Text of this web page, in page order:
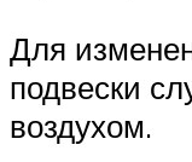
Для
подвески
воздухом.